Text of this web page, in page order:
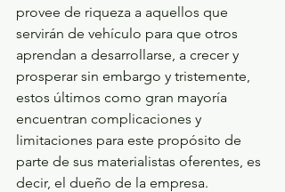
provee de riqueza a aquellos que
servirán de vehículo para que otros
aprendan a desarrollarse, a crecer y
prosperar sin embargo y tristemente,
estos últimos como gran mayoría
encuentran complicaciones y
limitaciones para este propósito de
parte de sus materialistas oferentes, es
decir, el dueño de la empresa.